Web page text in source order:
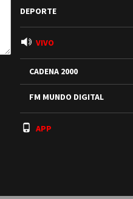
DEPORTE
VIVO
CADENA 2000
FM MUNDO DIGITAL
APP